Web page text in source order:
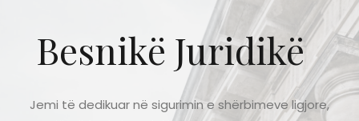
Besnikë Juridikë
Jemi të dedikuar në sigurimin e shërbimeve ligjore,